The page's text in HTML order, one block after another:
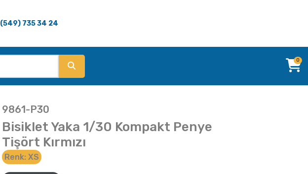
(549) 735 34 24
0
9861-P30
Bisiklet Yaka 1/30 Kompakt Penye
Tişört Kırmızı
Renk: XS